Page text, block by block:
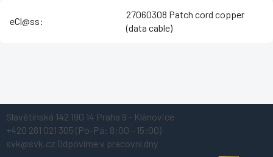
eCl@ss:
27060308 Patch cord copper
(data cable)
Slavětínská 142 190 14 Praha 9 - Klánovice
+420 281 021 305 (Po-Pá: 8:00 - 15:00)
svk@svk.cz Odpovíme v pracovní dny